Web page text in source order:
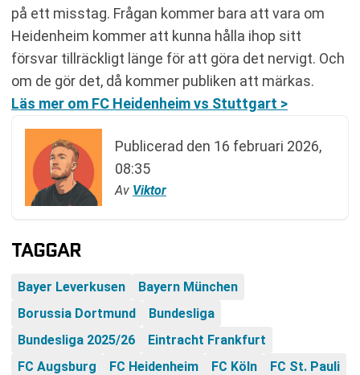
på ett misstag. Frågan kommer bara att vara om
Heidenheim kommer att kunna hålla ihop sitt
försvar tillräckligt länge för att göra det nervigt. Och
om de gör det, då kommer publiken att märkas.
Läs mer om FC Heidenheim vs Stuttgart >
Publicerad den 16 februari 2026,
08:35
Av Viktor
TAGGAR
Bayer Leverkusen
Bayern München
Borussia Dortmund
Bundesliga
Bundesliga 2025/26
Eintracht Frankfurt
FC Augsburg
FC Heidenheim FC Köln
FC St. Pauli